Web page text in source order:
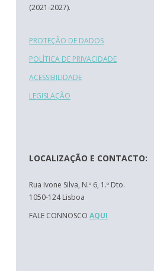
(2021-2027).
PROTEÇÃO DE DADOS
POLÍTICA DE PRIVACIDADE
ACESSIBILIDADE
LEGISLAÇÃO
LOCALIZAÇÃO E CONTACTO:
Rua Ivone Silva, N.º 6, 1.º Dto.
1050-124 Lisboa
FALE CONNOSCO AQUI